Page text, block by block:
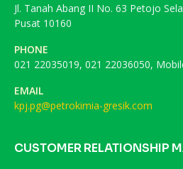
Jl. Tanah Abang II No. 63 Petojo
Pusat 10160
PHONE
021 22035019, 021 22036050,
EMAIL
kpj.pg@petrokimia-gresik.com
CUSTOMER RELATIONSHIP